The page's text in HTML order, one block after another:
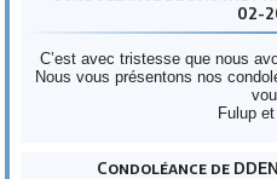
02-
C’est avec tristesse que nous
Nous vous présentons nos
Fulup et
Condoléance de